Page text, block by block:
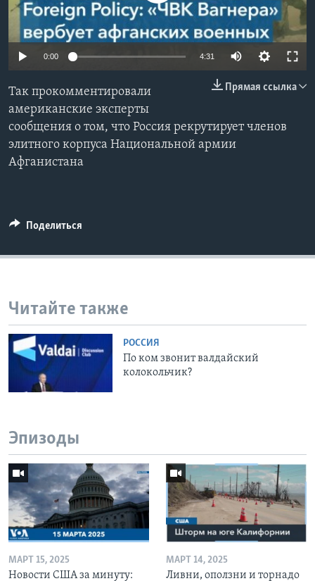
Learning English
СОЦИАЛЬНЫЕ СЕТИ
Языки
0:00 4:31
Прямая ссылка
Так прокомментировали
американские эксперты
сообщения о том, что Россия рекрутирует членов
элитного корпуса Национальной армии
Афганистана
Поделиться
Читайте также
РОССИЯ
По ком звонит валдайский
колокольчик?
Эпизоды
МАРТ 15, 2025
Новости США за минуту:
МАРТ 14, 2025
Ливни, оползни и торнадо